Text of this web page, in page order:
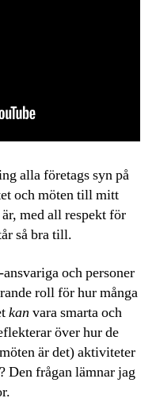
alla företags syn på
och möten till mitt
med all respekt för
så bra till.
och personer
roll för hur många
kan vara smarta och
över hur de
är det) aktiviteter
Den frågan lämnar jag